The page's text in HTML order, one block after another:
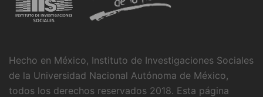
Hecho en México, Instituto de Investigaciones Sociales
de la Universidad Nacional Autónoma de México,
todos los derechos reservados 2018. Esta página